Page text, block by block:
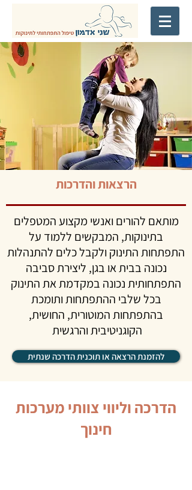
הרצאות והדרכות
מותאם להורים ואנשי מקצוע המטפלים
בתינוקות, המבקשים ללמוד על
התפתחות התינוק ולקבל כלים להתנהלות
נכונה בבית או בגן, ליצירת סביבה
התפתחותית נכונה במקדמת את התינוק
בכל שלבי ההתפתחות ותומכת
בהתפתחות המוטורית, החושית,
הקוגניטיבית והרגשית
להזמנת הרצאה או תוכנית הדרכה שנתית
הדרכה וליווי צוותי מערכות
חינוך